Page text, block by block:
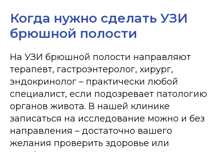
Когда нужно сделать УЗИ
брюшной полости
На УЗИ брюшной полости направляют
терапевт, гастроэнтеролог, хирург,
эндокринолог – практически любой
специалист, если подозревает патологию
органов живота. В нашей клинике
записаться на исследование можно и без
направления – достаточно вашего
желания проверить здоровье или